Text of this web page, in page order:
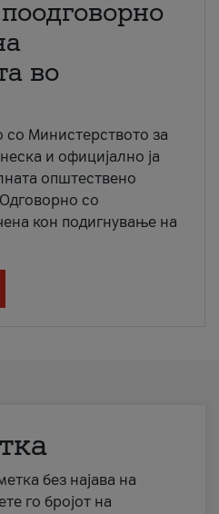
во
со Министерството за
и официјално ја
општествено
со
кон подигнување на
без најава на
го бројот на